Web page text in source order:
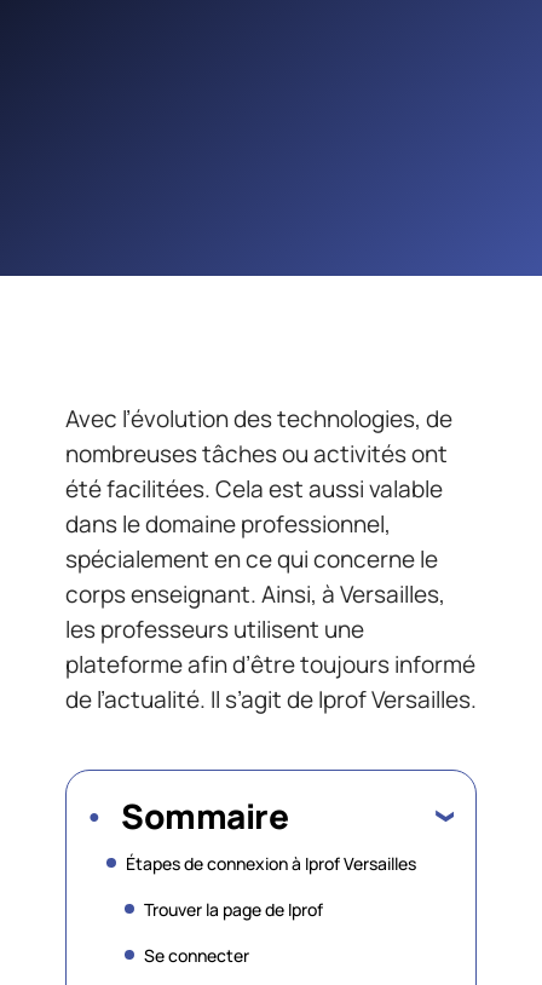
Avec l’évolution des technologies, de
nombreuses tâches ou activités ont
été facilitées. Cela est aussi valable
dans le domaine professionnel,
spécialement en ce qui concerne le
corps enseignant. Ainsi, à Versailles,
les professeurs utilisent une
plateforme afin d’être toujours informé
de l’actualité. Il s’agit de Iprof Versailles.
Sommaire
Étapes de connexion à Iprof Versailles
Trouver la page de Iprof
Se connecter